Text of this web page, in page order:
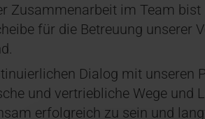
Zusammenarbeit im Team bist
für die Betreuung unserer
Dialog mit unseren
und vertriebliche Wege und
erfolgreich zu sein und